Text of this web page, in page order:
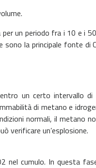
un periodo fra i 10 e i
la principale fonte di
un certo intervallo di
di metano e
normali, il metano
verificare un’esplosione.
nel cumulo. In questa